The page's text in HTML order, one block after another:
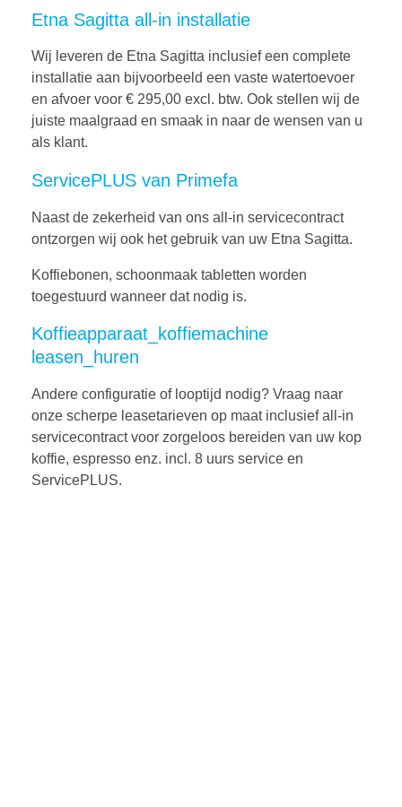
Etna Sagitta all-in installatie
Wij leveren de Etna Sagitta inclusief een complete
installatie aan bijvoorbeeld een vaste watertoevoer
en afvoer voor € 295,00 excl. btw. Ook stellen wij de
juiste maalgraad en smaak in naar de wensen van u
als klant.
ServicePLUS van Primefa
Naast de zekerheid van ons all-in servicecontract
ontzorgen wij ook het gebruik van uw Etna Sagitta.
Koffiebonen, schoonmaak tabletten worden
toegestuurd wanneer dat nodig is.
Koffieapparaat_koffiemachine
leasen_huren
Andere configuratie of looptijd nodig? Vraag naar
onze scherpe leasetarieven op maat inclusief all-in
servicecontract voor zorgeloos bereiden van uw kop
koffie, espresso enz. incl. 8 uurs service en
ServicePLUS.